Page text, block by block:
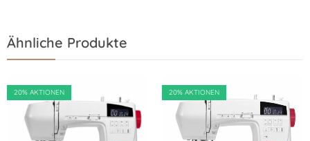
Ähnliche Produkte
20% AKTIONEN 20% AKTIONEN